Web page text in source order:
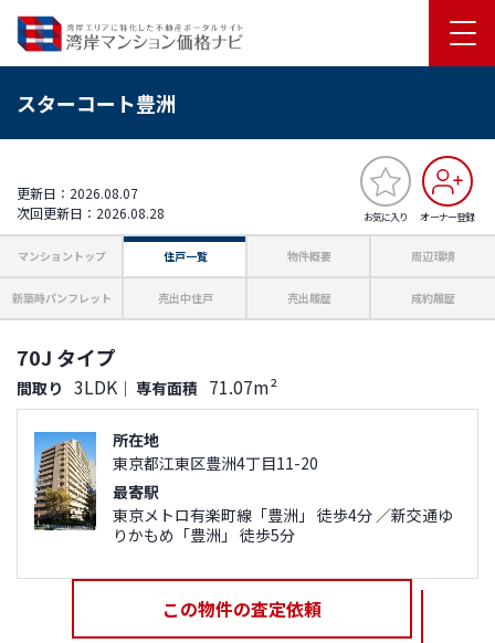
スターコート豊洲
お気に入り オーナー登録
更新日：2026.08.07
次回更新日：2026.08.28
マンショントップ 住戸一覧 物件概要 周辺環境
新築時パンフレット 売出中住戸 売出履歴 成約履歴
70J タイプ
間取り 3LDK ｜ 専有面積 71.07m²
所在地
東京都江東区豊洲4丁目11-20
最寄駅
東京メトロ有楽町線「豊洲」 徒歩4分 ／新交通ゆ
りかもめ「豊洲」 徒歩5分
この物件の査定依頼